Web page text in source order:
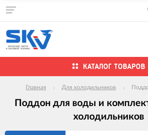
КАТАЛОГ ТОВАРОВ
Главная Для холодильников
Поддон для воды и
холодильников